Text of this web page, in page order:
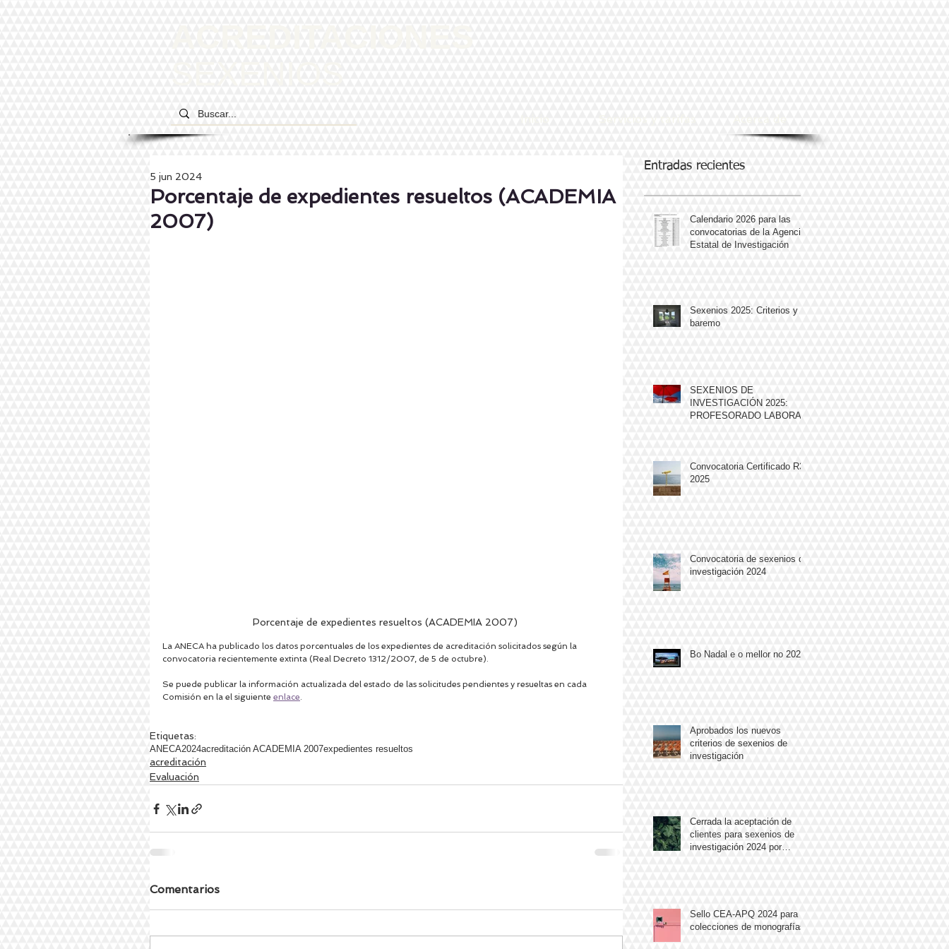
Porcentaje de expedientes resueltos (ACADEMIA
2007)
5 jun 2024
Porcentaje de expedientes resueltos (ACADEMIA 2007)
La ANECA ha publicado los datos porcentuales de los expedientes de acreditación solicitados según la
convocatoria recientemente extinta (Real Decreto 1312/2007, de 5 de octubre).
Se puede publicar la información actualizada del estado de las solicitudes pendientes y resueltas en cada
Comisión en la el siguiente enlace.
Etiquetas:
ANECA2024acreditación ACADEMIA 2007expedientes resueltos
acreditación
Evaluación
Comentarios
Entradas recientes
Calendario 2026 para las
convocatorias de la Agencia
Estatal de Investigación
Sexenios 2025: Criterios y
baremo
SEXENIOS DE
INVESTIGACIÓN 2025:
PROFESORADO LABORAL
Convocatoria Certificado R3
2025
Convocatoria de sexenios de
investigación 2024
Bo Nadal e o mellor no 2025
Aprobados los nuevos
criterios de sexenios de
investigación
Cerrada la aceptación de
clientes para sexenios de
investigación 2024 por
Sello CEA-APQ 2024 para 9
colecciones de monografías